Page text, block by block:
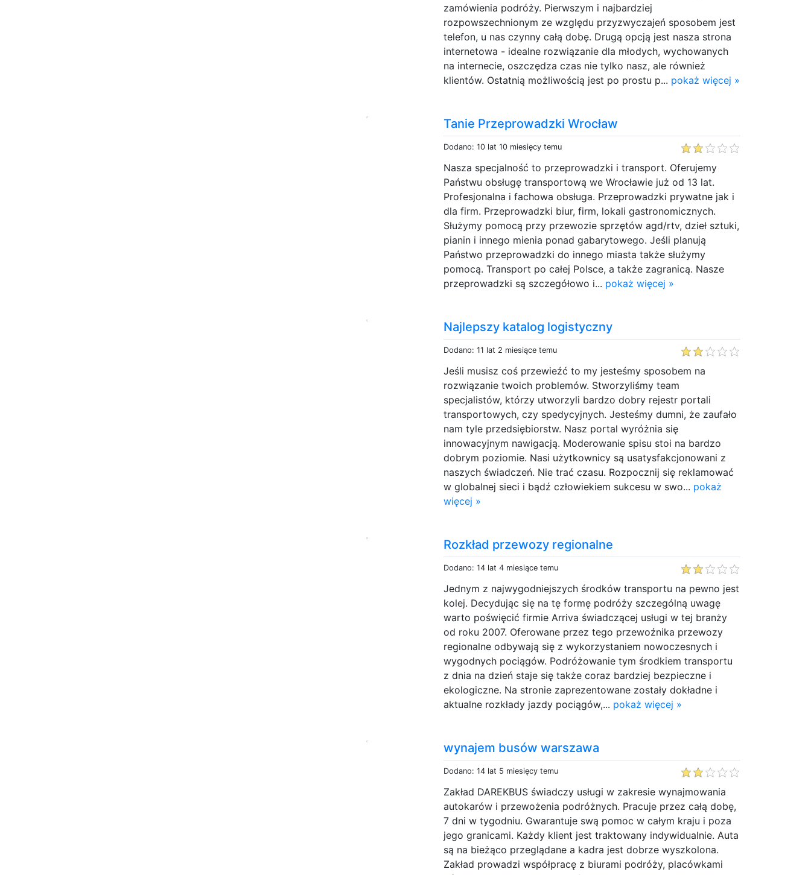
zamówienia podróży. Pierwszym i najbardziej
rozpowszechnionym ze względu przyzwyczajeń sposobem jest
telefon, u nas czynny całą dobę. Drugą opcją jest nasza strona
internetowa - idealne rozwiązanie dla młodych, wychowanych
na internecie, oszczędza czas nie tylko nasz, ale również
klientów. Ostatnią możliwością jest po prostu p... pokaż więcej »
Tanie Przeprowadzki Wrocław
Dodano: 10 lat 10 miesięcy temu
Nasza specjalność to przeprowadzki i transport. Oferujemy
Państwu obsługę transportową we Wrocławie już od 13 lat.
Profesjonalna i fachowa obsługa. Przeprowadzki prywatne jak i
dla firm. Przeprowadzki biur, firm, lokali gastronomicznych.
Służymy pomocą przy przewozie sprzętów agd/rtv, dzieł sztuki,
pianin i innego mienia ponad gabarytowego. Jeśli planują
Państwo przeprowadzki do innego miasta także służymy
pomocą. Transport po całej Polsce, a także zagranicą. Nasze
przeprowadzki są szczegółowo i... pokaż więcej »
Najlepszy katalog logistyczny
Dodano: 11 lat 2 miesiące temu
Jeśli musisz coś przewieźć to my jesteśmy sposobem na
rozwiązanie twoich problemów. Stworzyliśmy team
specjalistów, którzy utworzyli bardzo dobry rejestr portali
transportowych, czy spedycyjnych. Jesteśmy dumni, że zaufało
nam tyle przedsiębiorstw. Nasz portal wyróżnia się
innowacyjnym nawigacją. Moderowanie spisu stoi na bardzo
dobrym poziomie. Nasi użytkownicy są usatysfakcjonowani z
naszych świadczeń. Nie trać czasu. Rozpocznij się reklamować
w globalnej sieci i bądź człowiekiem sukcesu w swo... pokaż
więcej »
Rozkład przewozy regionalne
Dodano: 14 lat 4 miesiące temu
Jednym z najwygodniejszych środków transportu na pewno jest
kolej. Decydując się na tę formę podróży szczególną uwagę
warto poświęcić firmie Arriva świadczącej usługi w tej branży
od roku 2007. Oferowane przez tego przewoźnika przewozy
regionalne odbywają się z wykorzystaniem nowoczesnych i
wygodnych pociągów. Podróżowanie tym środkiem transportu
z dnia na dzień staje się także coraz bardziej bezpieczne i
ekologiczne. Na stronie zaprezentowane zostały dokładne i
aktualne rozkłady jazdy pociągów,... pokaż więcej »
wynajem busów warszawa
Dodano: 14 lat 5 miesięcy temu
Zakład DAREKBUS świadczy usługi w zakresie wynajmowania
autokarów i przewożenia podróżnych. Pracuje przez całą dobę,
7 dni w tygodniu. Gwarantuje swą pomoc w całym kraju i poza
jego granicami. Każdy klient jest traktowany indywidualnie. Auta
są na bieżąco przeglądane a kadra jest dobrze wyszkolona.
Zakład prowadzi współpracę z biurami podróży, placówkami